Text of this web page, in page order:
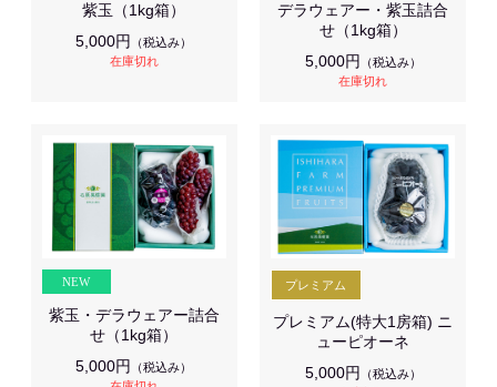
紫玉（1kg箱）
5,000円
（税込み）
在庫切れ
デラウェアー・紫玉詰合
せ（1kg箱）
5,000円
（税込み）
在庫切れ
紫玉・デラウェアー詰合
せ（1kg箱）
5,000円
（税込み）
プレミアム(特大1房箱) ニ
ューピオーネ
5,000円
（税込み）